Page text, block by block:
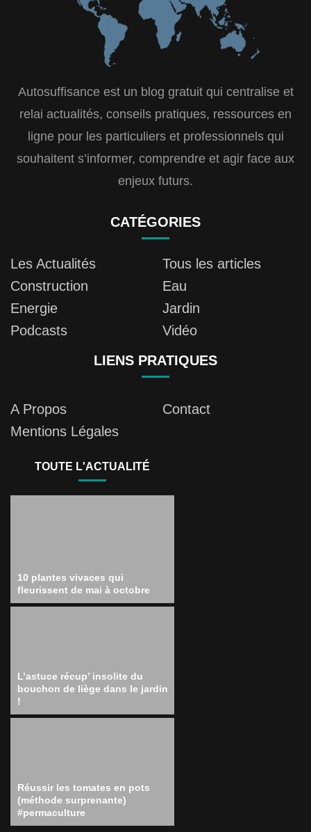
Autosuffisance est un blog gratuit qui centralise et
relai actualités, conseils pratiques, ressources en
ligne pour les particuliers et professionnels qui
souhaitent s’informer, comprendre et agir face aux
enjeux futurs.
CATÉGORIES
Les Actualités
Tous les articles
Construction
Eau
Energie
Jardin
Podcasts
Vidéo
LIENS PRATIQUES
A Propos
Contact
Mentions Légales
TOUTE L'ACTUALITÉ
10 plantes vivaces qui
fleurissent de mai à octobre
L’astuce récup’ insolite du
bouchon de liège dans le jardin
!
Réussir les tomates en pots
(méthode surprenante)
#permaculture